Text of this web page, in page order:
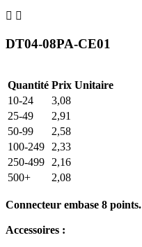
 
DT04-08PA-CE01
Quantité Prix Unitaire
10-24
3,08
25-49
2,91
50-99
2,58
100-249 2,33
250-499 2,16
500+
2,08
Connecteur embase 8 points.
Accessoires :